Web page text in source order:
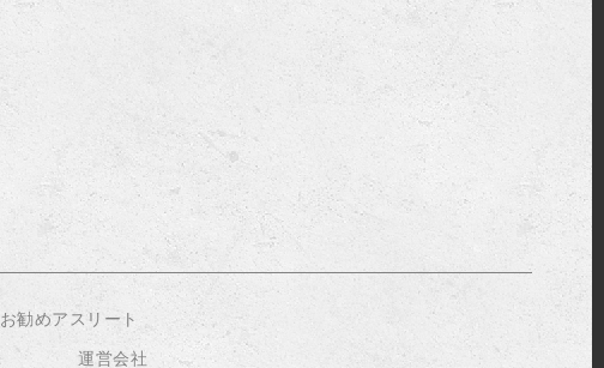
お勧めアスリート
運営会社